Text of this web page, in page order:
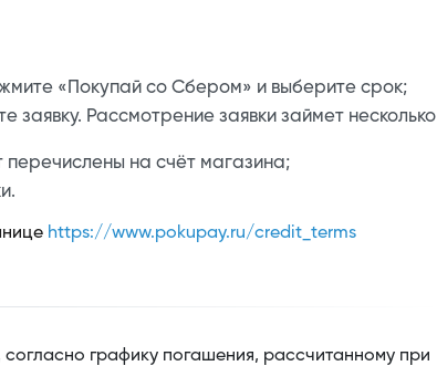
«Покупай со Сбером» и выберите срок;
заявку. Рассмотрение заявки займет несколько
перечислены на счёт магазина;
https://www.pokupay.ru/credit_terms
графику погашения, рассчитанному при